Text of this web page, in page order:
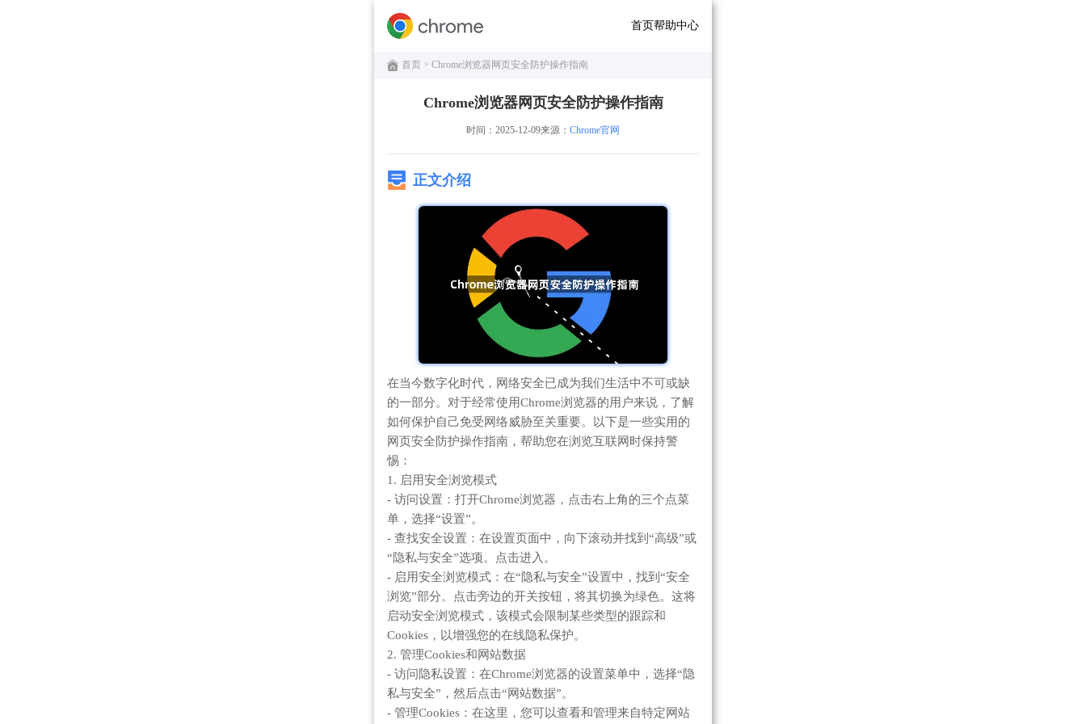
首页帮助中心
首页 > Chrome浏览器网页安全防护操作指南
Chrome浏览器网页安全防护操作指南
时间：2025-12-09来源： Chrome官网
正文介绍
在当今数字化时代，网络安全已成为我们生活中不可或缺
的一部分。对于经常使用Chrome浏览器的用户来说，了解
如何保护自己免受网络威胁至关重要。以下是一些实用的
网页安全防护操作指南，帮助您在浏览互联网时保持警
惕：
1. 启用安全浏览模式
- 访问设置：打开Chrome浏览器，点击右上角的三个点菜
单，选择“设置”。
- 查找安全设置：在设置页面中，向下滚动并找到“高级”或
“隐私与安全”选项。点击进入。
- 启用安全浏览模式：在“隐私与安全”设置中，找到“安全
浏览”部分。点击旁边的开关按钮，将其切换为绿色。这将
启动安全浏览模式，该模式会限制某些类型的跟踪和
Cookies，以增强您的在线隐私保护。
2. 管理Cookies和网站数据
- 访问隐私设置：在Chrome浏览器的设置菜单中，选择“隐
私与安全”，然后点击“网站数据”。
- 管理Cookies：在这里，您可以查看和管理来自特定网站